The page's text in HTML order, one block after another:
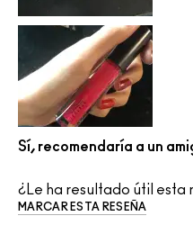
Sí, recomendaría a un
¿Le ha resultado útil esta
MARCAR ESTA RESEÑA